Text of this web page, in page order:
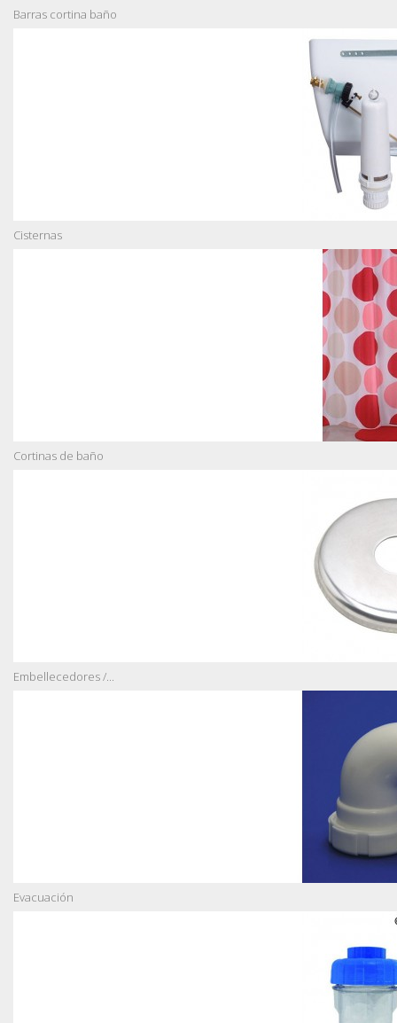
Barras cortina baño
Cisternas
Cortinas de baño
Embellecedores /...
Evacuación